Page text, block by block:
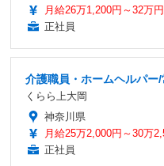
月給26万1,200円～32万円
正社員
介護職員・ホームヘルパー
くらら上大岡
神奈川県
月給25万2,000円～30万
正社員